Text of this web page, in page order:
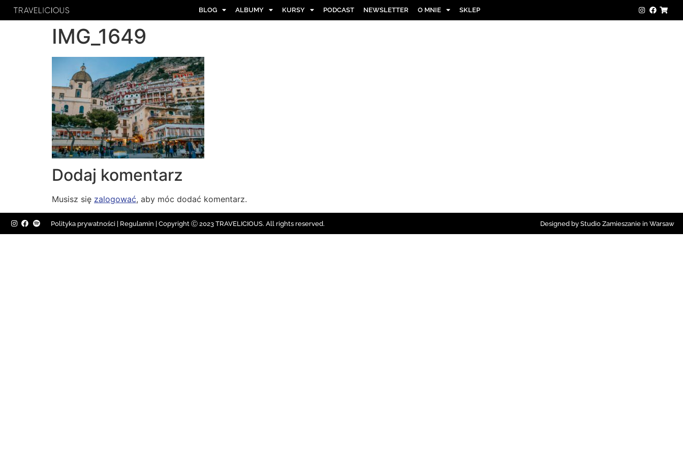
BLOG ALBUMY KURSY PODCAST NEWSLETTER O MNIE SKLEP
IMG_1649
Dodaj komentarz
Musisz się zalogować, aby móc dodać komentarz.
Polityka prywatności Regulamin | Copyright Ⓒ 2023 TRAVELICIOUS. All rights reserved. Designed by Studio Zamieszanie in Warsaw